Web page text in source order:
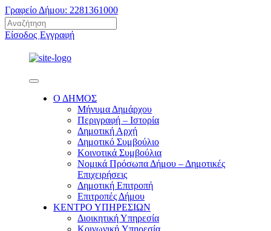
Γραφείο Δήμου: 2281361000
Είσοδος Εγγραφή
Ο ΔΗΜΟΣ
Μήνυμα Δημάρχου
Περιγραφή – Ιστορία
Δημοτική Αρχή
Δημοτικό Συμβούλιο
Κοινοτικά Συμβούλια
Νομικά Πρόσωπα Δήμου – Δημοτικές
Επιχειρήσεις
Δημοτική Επιτροπή
Επιτροπές Δήμου
ΚΕΝΤΡΟ ΥΠΗΡΕΣΙΩΝ
Διοικητική Υπηρεσία
Κοινωνική Yπηρεσία